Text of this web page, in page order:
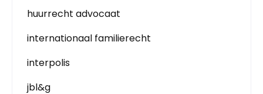
huurrecht advocaat
internationaal familierecht
interpolis
jbl&g